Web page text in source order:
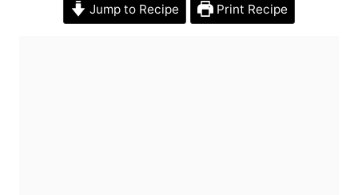
Jump to Recipe Print Recipe